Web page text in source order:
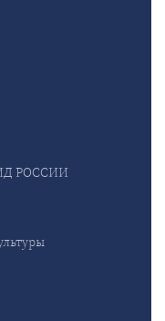
РОССИИ